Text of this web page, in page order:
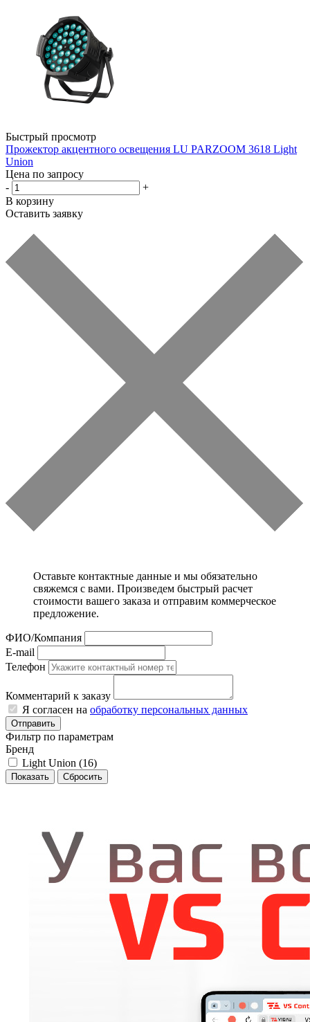
Быстрый просмотр
Прожектор акцентного освещения LU PARZOOM 3618 Light
Union
Цена по запросу
-
+
В корзину
Оставить заявку
Оставьте контактные данные и мы обязательно
свяжемся с вами. Произведем быстрый расчет
стоимости вашего заказа и отправим коммерческое
предложение.
ФИО/Компания
E-mail
Телефон
Комментарий к заказу
Я согласен на обработку персональных данных
Отправить
Фильтр по параметрам
Бренд
Light Union (16)
Сбросить